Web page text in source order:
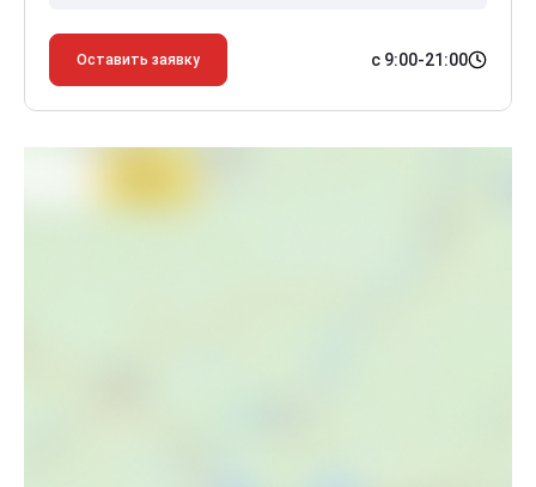
Оставить заявку с 9:00-21:00